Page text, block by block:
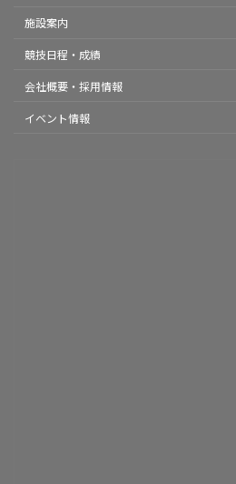
施設案内
競技日程・成績
会社概要・採用情報
イベント情報